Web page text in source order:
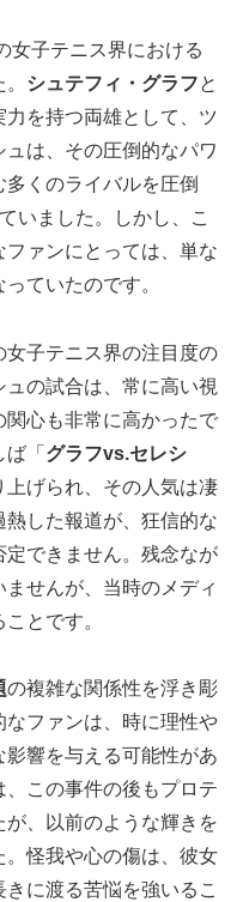
女子テニス界における
シュテフィ・グラフと
力を持つ両雄として、ツ
は、その圧倒的なパワ
くのライバルを圧倒
いました。しかし、こ
ァンにとっては、単な
ていたのです。
子テニス界の注目度の
の試合は、常に高い視
心も非常に高かったで
「 グラフvs.セレシ
上げられ、その人気は凄
した報道が、狂信的な
できません。残念なが
せんが、当時のメディ
とです。
の複雑な関係性を浮き彫
なファンは、時に理性や
響を与える可能性があ
この事件の後もプロテ
、以前のような輝きを
怪我や心の傷は、彼女
に渡る苦悩を強いるこ